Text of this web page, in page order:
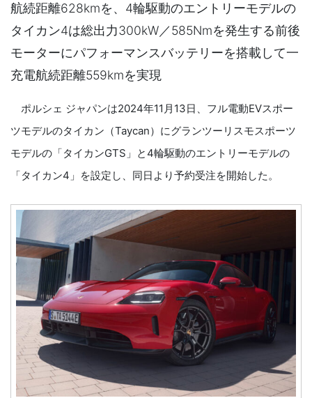
航続距離628kmを、4輪駆動のエントリーモデルの
タイカン4は総出力300kW／585Nmを発生する前後
モーターにパフォーマンスバッテリーを搭載して一
充電航続距離559kmを実現
ポルシェ ジャパンは2024年11月13日、フル電動EVスポー
ツモデルのタイカン（Taycan）にグランツーリスモスポーツ
モデルの「タイカンGTS」と4輪駆動のエントリーモデルの
「タイカン4」を設定し、同日より予約受注を開始した。